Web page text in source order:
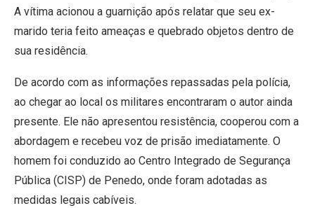
A vítima acionou a guarnição após relatar que seu ex-
marido teria feito ameaças e quebrado objetos dentro de
sua residência.
De acordo com as informações repassadas pela polícia,
ao chegar ao local os militares encontraram o autor ainda
presente. Ele não apresentou resistência, cooperou com a
abordagem e recebeu voz de prisão imediatamente. O
homem foi conduzido ao Centro Integrado de Segurança
Pública (CISP) de Penedo, onde foram adotadas as
medidas legais cabíveis.